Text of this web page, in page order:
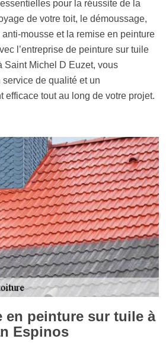
pour la réussite de la
de votre toit, le démoussage,
anti-mousse et la remise en peinture
l’entreprise de peinture sur tuile
Saint Michel D Euzet, vous
service de qualité et un
efficace tout au long de votre projet.
en peinture sur tuile à
Espinos